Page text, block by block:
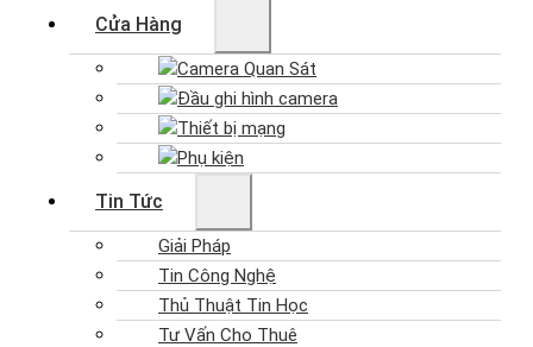
Cửa Hàng
Camera Quan Sát
Đầu ghi hình camera
Thiết bị mạng
Phụ kiện
Tin Tức
Giải Pháp
Tin Công Nghệ
Thủ Thuật Tin Học
Tư Vấn Cho Thuê